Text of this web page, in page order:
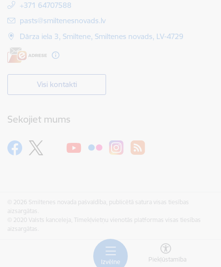
Izvēlne Piekļūstamība
+371 64707588
E-pasts:
pasts@smiltenesnovads.lv
Dārza iela 3, Smiltene, Smiltenes novads, LV-4729
Visi kontakti
Sekojiet mums
© 2026 Smiltenes novada pašvaldība, publicētā satura visas tiesības
aizsargātas.
© 2020 Valsts kanceleja, Tīmekļvietņu vienotās platformas visas tiesības
aizsargātas.